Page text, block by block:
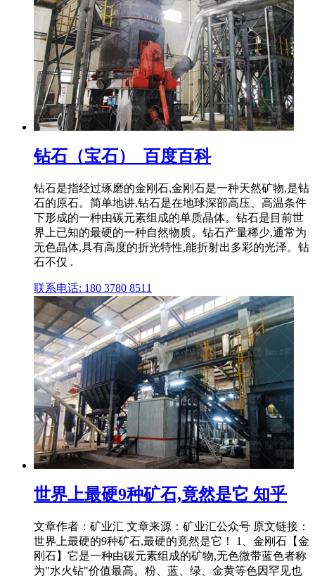
钻石（宝石）_百度百科
钻石是指经过琢磨的金刚石,金刚石是一种天然矿物,是钻
石的原石。简单地讲,钻石是在地球深部高压、高温条件
下形成的一种由碳元素组成的单质晶体。钻石是目前世
界上已知的最硬的一种自然物质。钻石产量稀少,通常为
无色晶体,具有高度的折光特性,能折射出多彩的光泽。钻
石不仅 .
联系电话: 180 3780 8511
世界上最硬9种矿石,竟然是它 知乎
文章作者：矿业汇 文章来源：矿业汇公众号 原文链接：
世界上最硬的9种矿石,最硬的竟然是它！ 1、金刚石【金
刚石】它是一种由碳元素组成的矿物,无色微带蓝色者称
为"水火钻"价值最高。粉、蓝、绿、金黄等色因罕见也